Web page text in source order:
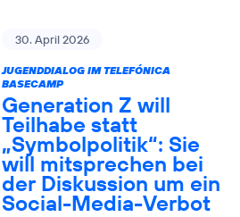
30. April 2026
JUGENDDIALOG IM TELEFÓNICA
BASECAMP
Generation Z will
Teilhabe statt
„Symbolpolitik“: Sie
will mitsprechen bei
der Diskussion um ein
Social-Media-Verbot